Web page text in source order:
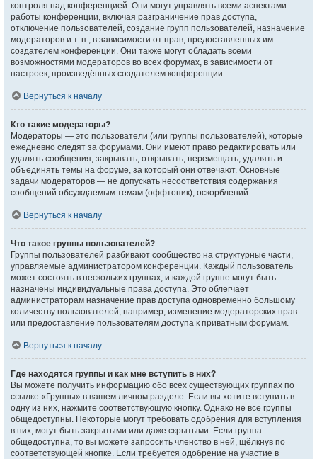
контроля над конференцией. Они могут управлять всеми аспектами
работы конференции, включая разграничение прав доступа,
отключение пользователей, создание групп пользователей, назначение
модераторов и т. п., в зависимости от прав, предоставленных им
создателем конференции. Они также могут обладать всеми
возможностями модераторов во всех форумах, в зависимости от
настроек, произведённых создателем конференции.
Вернуться к началу
Кто такие модераторы?
Модераторы — это пользователи (или группы пользователей), которые
ежедневно следят за форумами. Они имеют право редактировать или
удалять сообщения, закрывать, открывать, перемещать, удалять и
объединять темы на форуме, за который они отвечают. Основные
задачи модераторов — не допускать несоответствия содержания
сообщений обсуждаемым темам (оффтопик), оскорблений.
Вернуться к началу
Что такое группы пользователей?
Группы пользователей разбивают сообщество на структурные части,
управляемые администратором конференции. Каждый пользователь
может состоять в нескольких группах, и каждой группе могут быть
назначены индивидуальные права доступа. Это облегчает
администраторам назначение прав доступа одновременно большому
количеству пользователей, например, изменение модераторских прав
или предоставление пользователям доступа к приватным форумам.
Вернуться к началу
Где находятся группы и как мне вступить в них?
Вы можете получить информацию обо всех существующих группах по
ссылке «Группы» в вашем личном разделе. Если вы хотите вступить в
одну из них, нажмите соответствующую кнопку. Однако не все группы
общедоступны. Некоторые могут требовать одобрения для вступления
в них, могут быть закрытыми или даже скрытыми. Если группа
общедоступна, то вы можете запросить членство в ней, щёлкнув по
соответствующей кнопке. Если требуется одобрение на участие в